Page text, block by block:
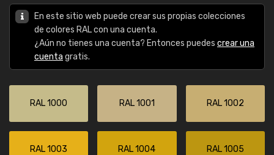
En este sitio web puede crear sus propias colecciones
de colores RAL con una cuenta.
¿Aún no tienes una cuenta? Entonces puedes crear una
cuenta gratis.
RAL 1000 RAL 1001 RAL 1002
RAL 1003 RAL 1004 RAL 1005